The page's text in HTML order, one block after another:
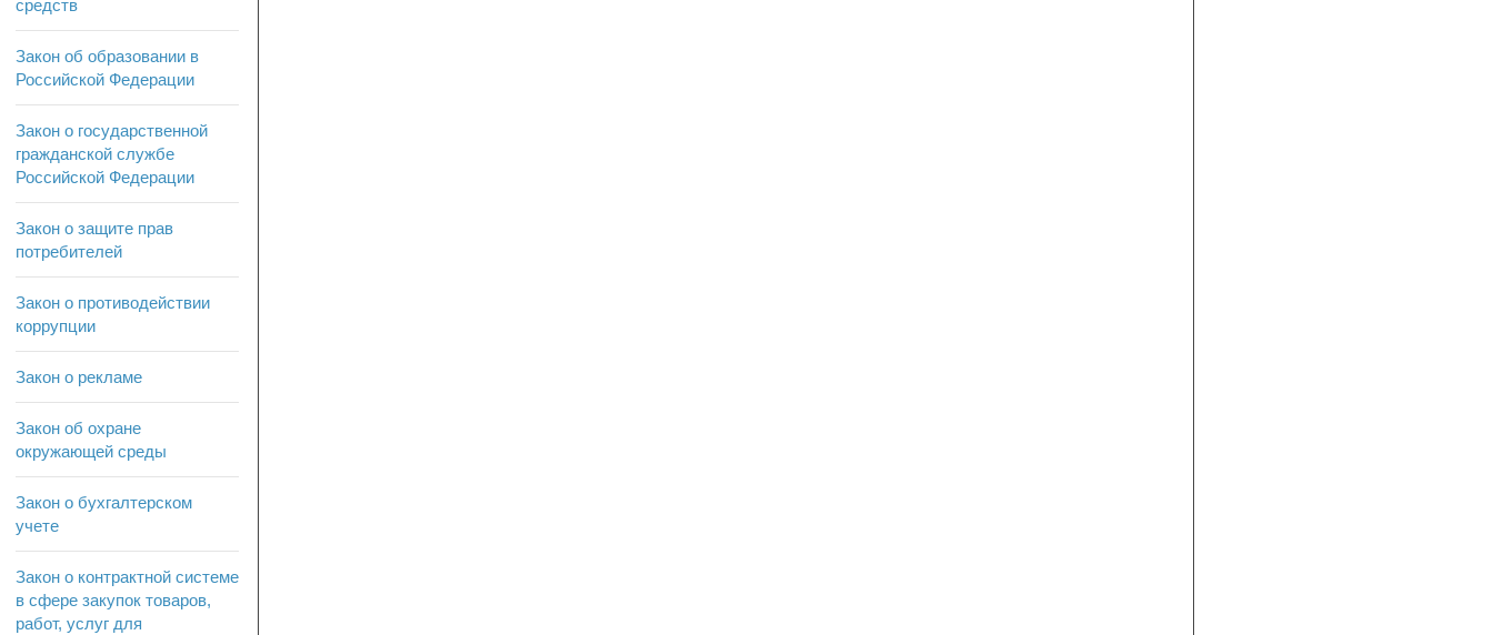
средств
Закон об образовании в
Российской Федерации
Закон о государственной
гражданской службе
Российской Федерации
Закон о защите прав
потребителей
Закон о противодействии
коррупции
Закон о рекламе
Закон об охране
окружающей среды
Закон о бухгалтерском
учете
Закон о контрактной системе
в сфере закупок товаров,
работ, услуг для